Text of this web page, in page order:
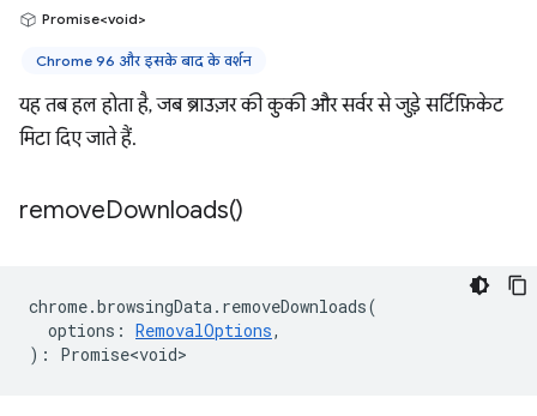
Promise<void>
Chrome 96 और इसके बाद के वर्शन
यह तब हल होता है, जब ब्राउज़र की कुकी और सर्वर से जुड़े सर्टिफ़िकेट
मिटा दिए जाते हैं.
removeDownloads()
chrome.browsingData. removeDownloads(
options : RemovalOptions,
) : Promise<void>